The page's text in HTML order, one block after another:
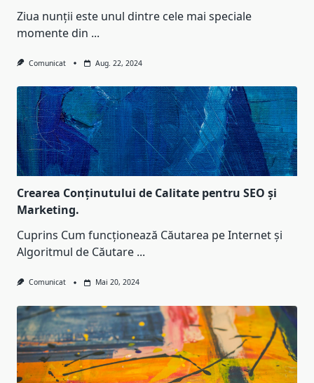
Ziua nunții este unul dintre cele mai speciale
momente din ...
Comunicat Aug. 22, 2024
Crearea Conținutului de Calitate pentru SEO și
Marketing.
Cuprins Cum funcționează Căutarea pe Internet și
Algoritmul de Căutare ...
Comunicat Mai 20, 2024